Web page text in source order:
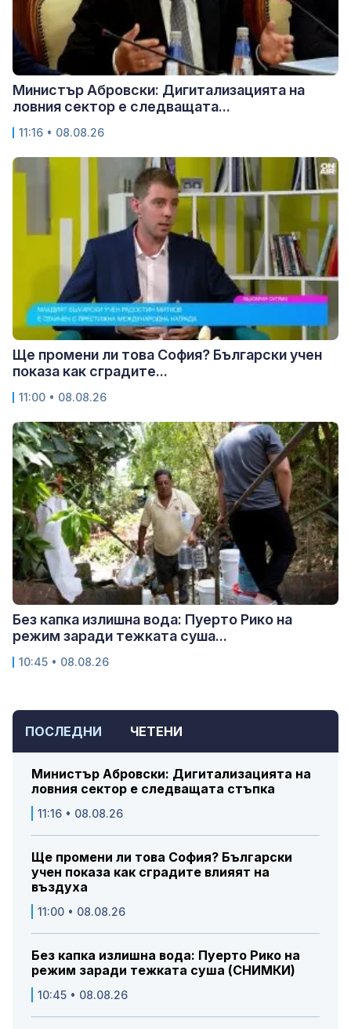
ПОСЛЕДНИ ЧЕТЕНИ
Министър Абровски: Дигитализацията на
ловния сектор е следващата стъпка
11:16 • 08.08.26
Ще промени ли това София? Български
учен показа как сградите влияят на
въздуха
11:00 • 08.08.26
Без капка излишна вода: Пуерто Рико на
режим заради тежката суша (СНИМКИ)
10:45 • 08.08.26
Министър Абровски: Дигитализацията на
ловния сектор е следващата...
11:16 • 08.08.26
Ще промени ли това София? Български учен
показа как сградите...
11:00 • 08.08.26
Без капка излишна вода: Пуерто Рико на
режим заради тежката суша...
10:45 • 08.08.26